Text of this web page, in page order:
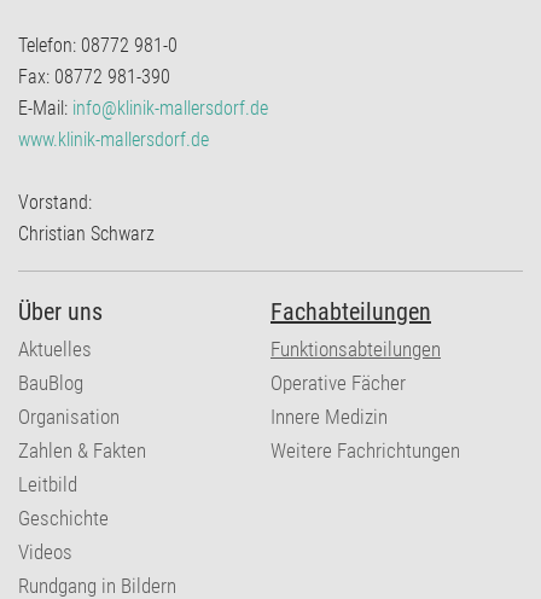
Telefon: 08772 981-0
Fax: 08772 981-390
E-Mail: info@klinik-mallersdorf.de
www.klinik-mallersdorf.de
Vorstand:
Christian Schwarz
Über uns
Aktuelles
BauBlog
Organisation
Zahlen & Fakten
Leitbild
Geschichte
Videos
Rundgang in Bildern
Fachabteilungen
Funktionsabteilungen
Operative Fächer
Innere Medizin
Weitere Fachrichtungen